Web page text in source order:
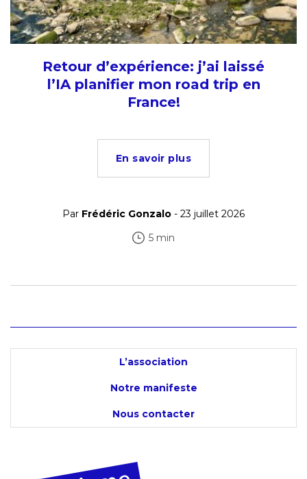
Retour d’expérience: j’ai laissé
l’IA planifier mon road trip en
France!
En savoir plus
Par Frédéric Gonzalo - 23 juillet 2026
5 min
L’association
Notre manifeste
Nous contacter